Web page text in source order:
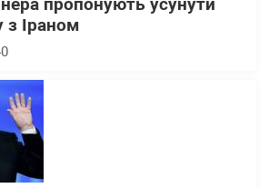
пропонують усунути
з Іраном